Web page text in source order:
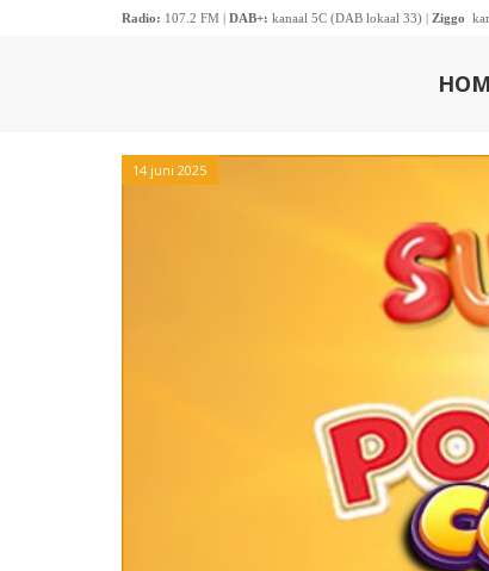
Radio: 107.2 FM | DAB+: kanaal 5C (DAB lokaal 33) | Ziggo
14 juni 2025